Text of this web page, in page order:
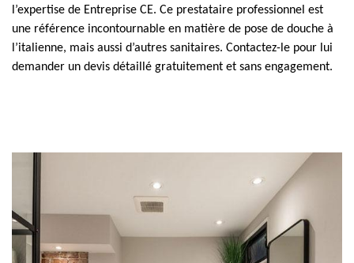
l’expertise de Entreprise CE. Ce prestataire professionnel est
une référence incontournable en matière de pose de douche à
l’italienne, mais aussi d’autres sanitaires. Contactez-le pour lui
demander un devis détaillé gratuitement et sans engagement.